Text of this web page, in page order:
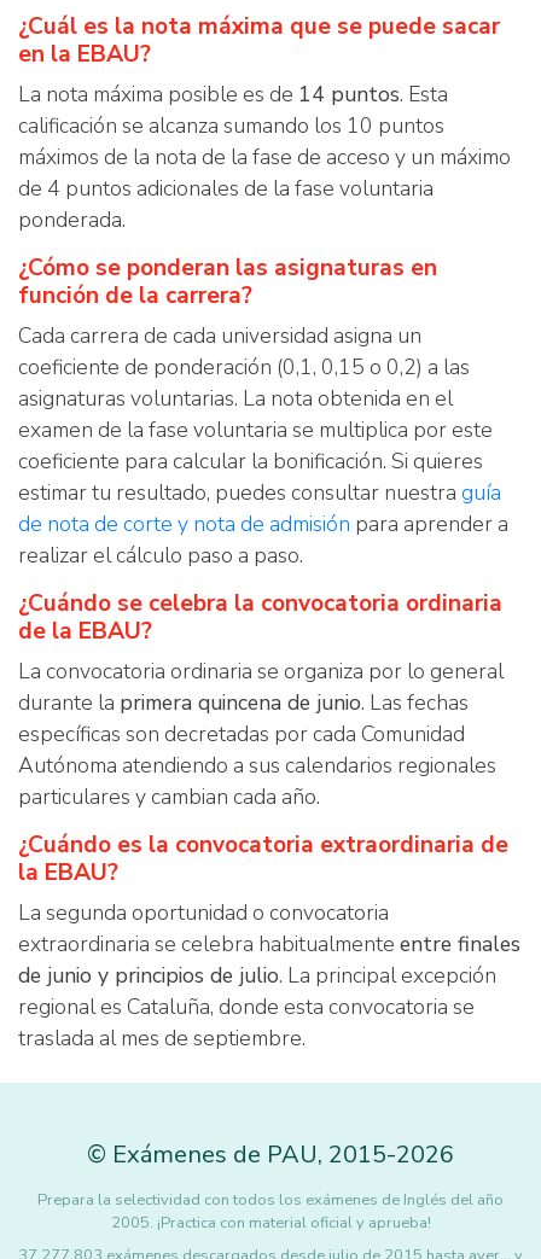
¿Cuál es la nota máxima que se puede sacar
en la EBAU?
La nota máxima posible es de 14 puntos. Esta
calificación se alcanza sumando los 10 puntos
máximos de la nota de la fase de acceso y un máximo
de 4 puntos adicionales de la fase voluntaria
ponderada.
¿Cómo se ponderan las asignaturas en
función de la carrera?
Cada carrera de cada universidad asigna un
coeficiente de ponderación (0,1, 0,15 o 0,2) a las
asignaturas voluntarias. La nota obtenida en el
examen de la fase voluntaria se multiplica por este
coeficiente para calcular la bonificación. Si quieres
estimar tu resultado, puedes consultar nuestra guía
de nota de corte y nota de admisión para aprender a
realizar el cálculo paso a paso.
¿Cuándo se celebra la convocatoria ordinaria
de la EBAU?
La convocatoria ordinaria se organiza por lo general
durante la primera quincena de junio. Las fechas
específicas son decretadas por cada Comunidad
Autónoma atendiendo a sus calendarios regionales
particulares y cambian cada año.
¿Cuándo es la convocatoria extraordinaria de
la EBAU?
La segunda oportunidad o convocatoria
extraordinaria se celebra habitualmente entre finales
de junio y principios de julio. La principal excepción
regional es Cataluña, donde esta convocatoria se
traslada al mes de septiembre.
© Exámenes de PAU, 2015-2026
Prepara la selectividad con todos los exámenes de Inglés del año
2005. ¡Practica con material oficial y aprueba!